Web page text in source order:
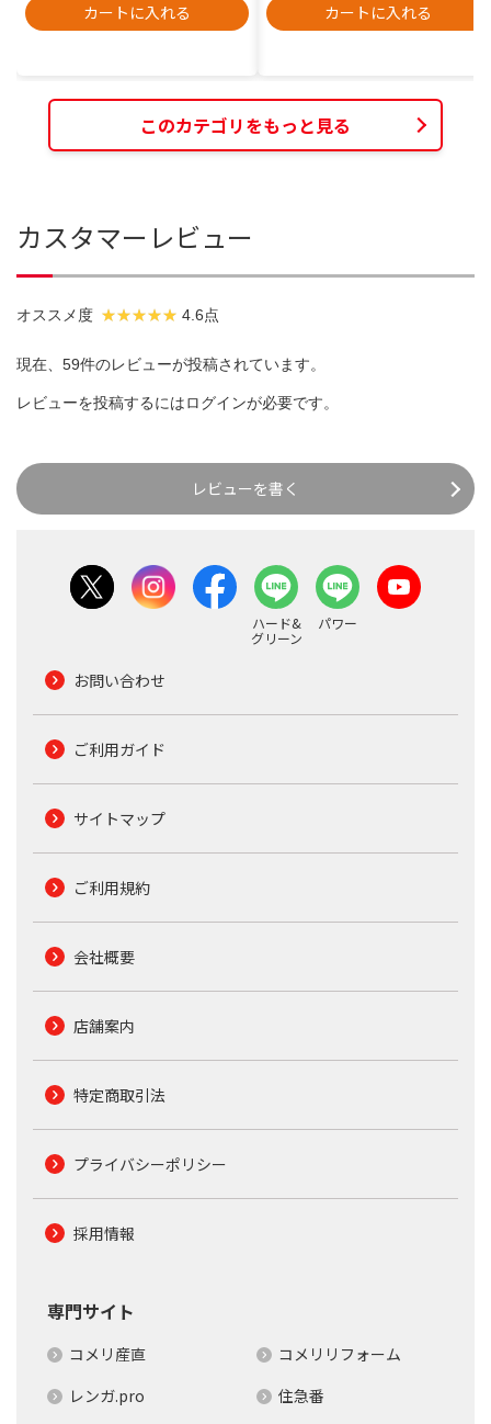
カートに入れる カートに入れる
このカテゴリをもっと見る
カスタマーレビュー
オススメ度 4.6点
現在、59件のレビューが投稿されています。
レビューを投稿するにはログインが必要です。
レビューを書く
ハード&
グリーン
パワー
お問い合わせ
ご利用ガイド
サイトマップ
ご利用規約
会社概要
店舗案内
特定商取引法
プライバシーポリシー
採用情報
専門サイト
コメリ産直
コメリリフォーム
レンガ.pro
住急番